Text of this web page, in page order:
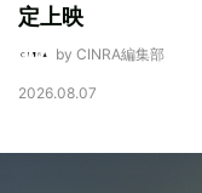
定上映
by CINRA編集部
2026.08.07